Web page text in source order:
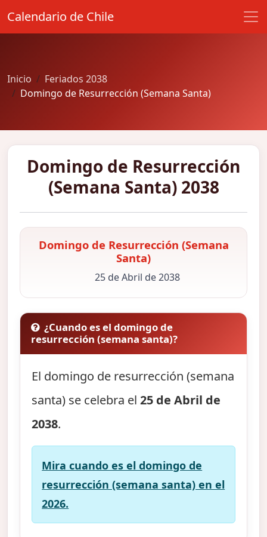
Calendario de Chile
Inicio
Feriados 2038
Domingo de Resurrección (Semana Santa)
Domingo de Resurrección
(Semana Santa) 2038
Domingo de Resurrección (Semana
Santa)
25 de Abril de 2038
¿Cuando es el domingo de
resurrección (semana santa)?
El domingo de resurrección (semana
santa) se celebra el25 de Abril de
2038.
Mira cuando es el domingo de
resurrección (semana santa) en el
2026.